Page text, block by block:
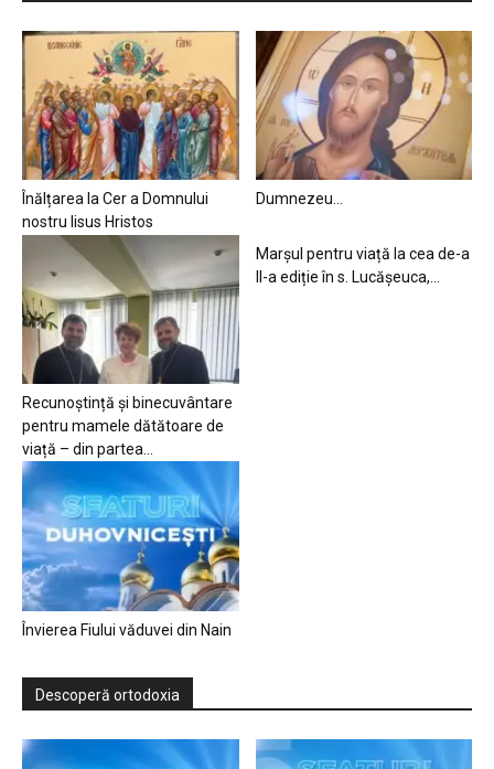
Înălțarea la Cer a Domnului
nostru Iisus Hristos
Dumnezeu…
Recunoștință și binecuvântare
pentru mamele dătătoare de
viață – din partea...
Marșul pentru viață la cea de-a
II-a ediție în s. Lucășeuca,...
Învierea Fiului văduvei din Nain
Descoperă ortodoxia